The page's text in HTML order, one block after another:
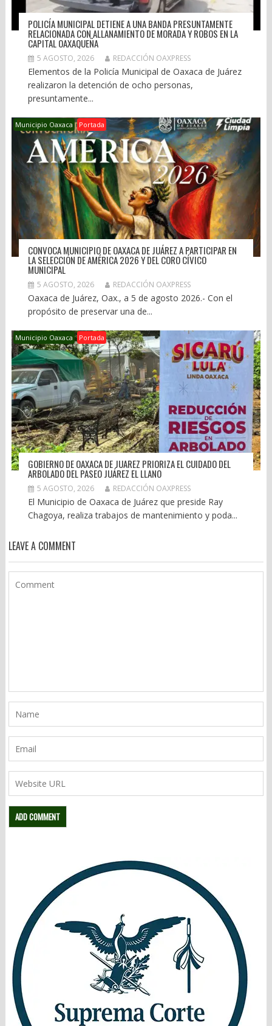
POLICÍA MUNICIPAL DETIENE A UNA BANDA PRESUNTAMENTE
RELACIONADA CON ALLANAMIENTO DE MORADA Y ROBOS EN LA
CAPITAL OAXAQUEÑA
5 AGOSTO, 2026 REDACCIÓN OAXPRESS
Elementos de la Policía Municipal de Oaxaca de Juárez
realizaron la detención de ocho personas,
presuntamente...
Municipio Oaxaca Portada
CONVOCA MUNICIPIO DE OAXACA DE JUÁREZ A PARTICIPAR EN
LA SELECCIÓN DE AMÉRICA 2026 Y DEL CORO CÍVICO
MUNICIPAL
5 AGOSTO, 2026 REDACCIÓN OAXPRESS
Oaxaca de Juárez, Oax., a 5 de agosto 2026.- Con el
propósito de preservar una de...
Municipio Oaxaca Portada
GOBIERNO DE OAXACA DE JUAREZ PRIORIZA EL CUIDADO DEL
ARBOLADO DEL PASEO JUÁREZ EL LLANO
5 AGOSTO, 2026 REDACCIÓN OAXPRESS
El Municipio de Oaxaca de Juárez que preside Ray
Chagoya, realiza trabajos de mantenimiento y poda...
LEAVE A COMMENT